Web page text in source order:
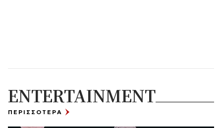
ENTERTAINMENT
ΠΕΡΙΣΣΟΤΕΡΑ